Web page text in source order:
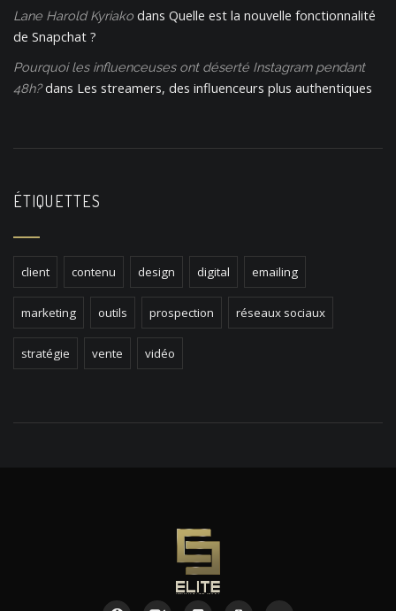
Lane Harold Kyriako dans Quelle est la nouvelle fonctionnalité
de Snapchat ?
Pourquoi les influenceuses ont déserté Instagram pendant
48h?dans Les streamers, des influenceurs plus authentiques
ÉTIQUETTES
client contenu design digital emailing
marketing outils prospection réseaux sociaux
stratégie vente vidéo